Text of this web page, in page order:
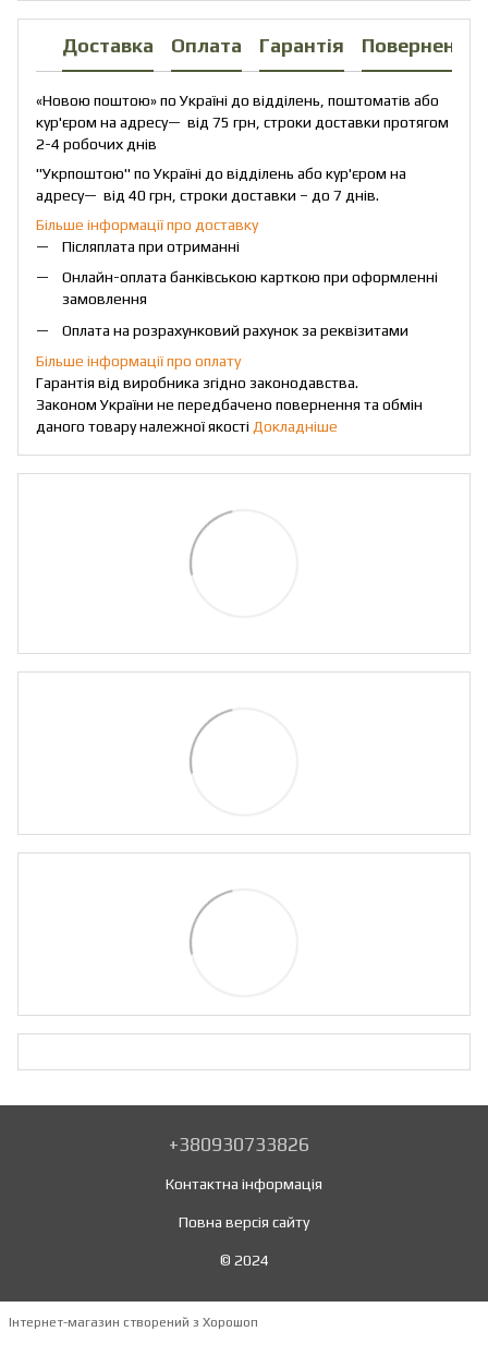
Доставка Оплата Гарантія Повернення
«Новою поштою» по Україні до відділень, поштоматів або
кур'єром на адресу— від 75 грн, строки доставки протягом
2-4 робочих днів
"Укрпоштою" по Україні до відділень або кур'єром на
адресу— від 40 грн, строки доставки – до 7 днів.
Більше інформації про доставку
Післяплата при отриманні
Онлайн-оплата банківською карткою при оформленні
замовлення
Оплата на розрахунковий рахунок за реквізитами
Більше інформації про оплату
Гарантія від виробника згідно законодавства.
Законом України не передбачено повернення та обмін
даного товару належної якості Докладніше
+380930733826
Контактна інформація
Повна версія сайту
© 2024
Інтернет-магазин створений з Хорошоп